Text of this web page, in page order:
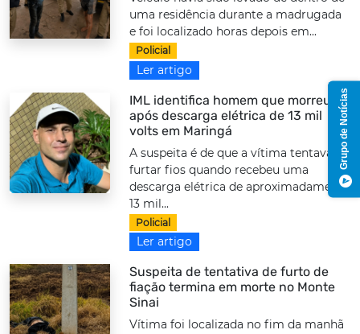
uma residência durante a madrugada
e foi localizado horas depois em...
Policial
Ler artigo
IML identifica homem que morreu
após descarga elétrica de 13 mil
volts em Maringá
A suspeita é de que a vítima tentava
furtar fios quando recebeu uma
descarga elétrica de aproximadamente
13 mil...
Policial
Ler artigo
Suspeita de tentativa de furto de
fiação termina em morte no Monte
Sinai
Vítima foi localizada no fim da manhã
Grupo de Notícias